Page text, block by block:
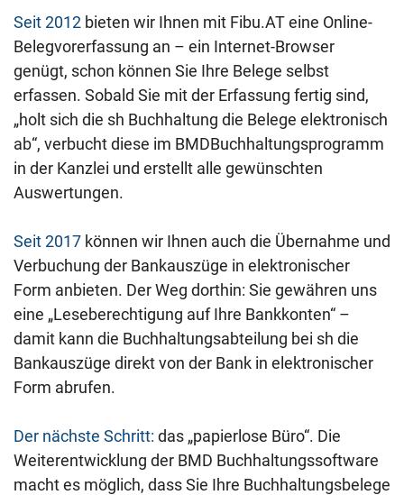
Seit 2012 bieten wir Ihnen mit Fibu.AT eine Online-
Belegvorerfassung an – ein Internet-Browser
genügt, schon können Sie Ihre Belege selbst
erfassen. Sobald Sie mit der Erfassung fertig sind,
„holt sich die sh Buchhaltung die Belege elektronisch
ab“, verbucht diese im BMDBuchhaltungsprogramm
in der Kanzlei und erstellt alle gewünschten
Auswertungen.
Seit 2017 können wir Ihnen auch die Übernahme und
Verbuchung der Bankauszüge in elektronischer
Form anbieten. Der Weg dorthin: Sie gewähren uns
eine „Leseberechtigung auf Ihre Bankkonten“ –
damit kann die Buchhaltungsabteilung bei sh die
Bankauszüge direkt von der Bank in elektronischer
Form abrufen.
Der nächste Schritt: das „papierlose Büro“. Die
Weiterentwicklung der BMD Buchhaltungssoftware
macht es möglich, dass Sie Ihre Buchhaltungsbelege